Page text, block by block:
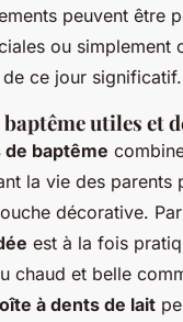
peuvent être
ou simplement
ce jour significatif.
baptême utiles et
baptême
la vie des parents
décorative.
est à la fois
chaud et belle
à dents de lait